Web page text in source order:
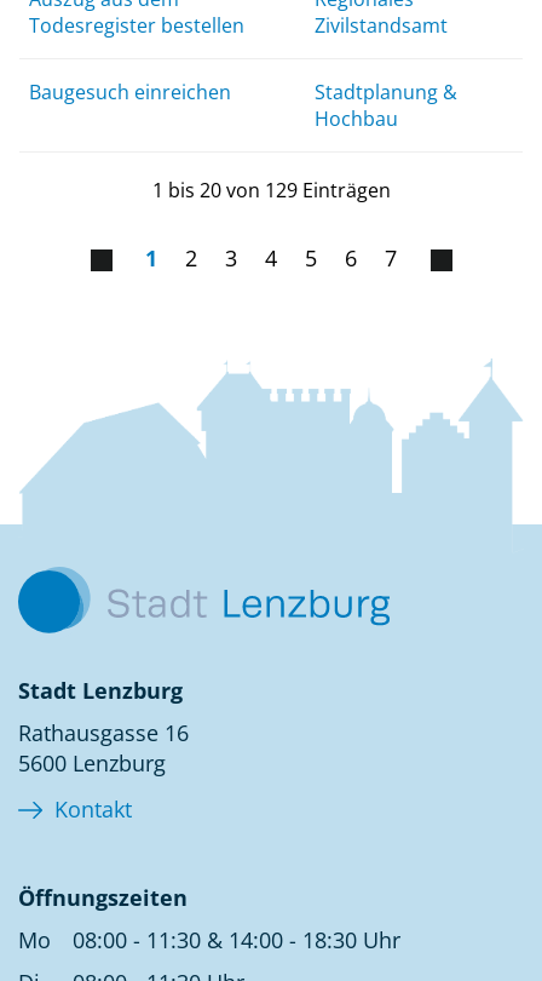
Todesregister bestellen
Zivilstandsamt
Baugesuch einreichen
Stadtplanung &
Hochbau
1 bis 20 von 129 Einträgen
1 2 3 4 5 6 7
Stadt Lenzburg
Rathausgasse 16
5600 Lenzburg
Kontakt
Öffnungszeiten
Mo
08:00 - 11:30 & 14:00 - 18:30 Uhr